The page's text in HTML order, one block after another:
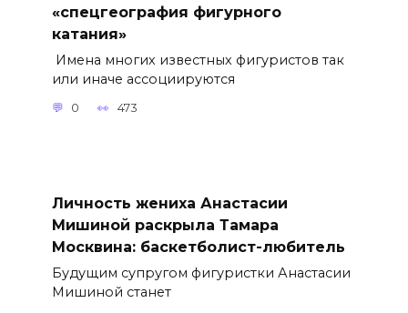
«спецгеография фигурного
катания»
Имена многих известных фигуристов так
или иначе ассоциируются
0 473
Личность жениха Анастасии
Мишиной раскрыла Тамара
Москвина: баскетболист-любитель
Будущим супругом фигуристки Анастасии
Мишиной станет